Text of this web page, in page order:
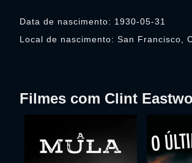
Data de nascimento: 1930-05-31
Local de nascimento: San Francisco,
Filmes com Clint